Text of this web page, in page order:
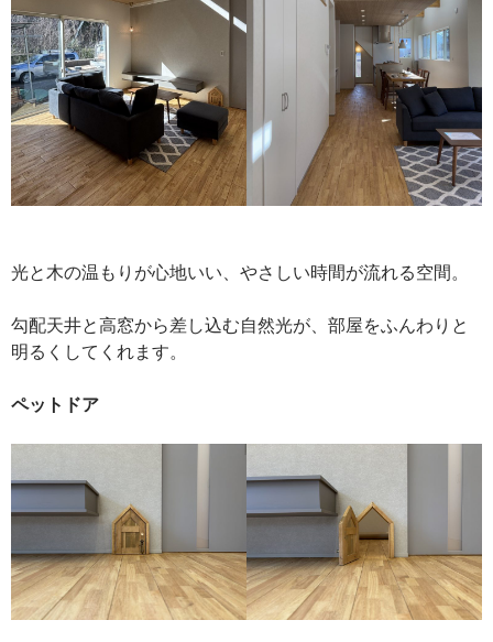
光と木の温もりが心地いい、やさしい時間が流れる空間。
勾配天井と高窓から差し込む自然光が、部屋をふんわりと
明るくしてくれます。
ペットドア